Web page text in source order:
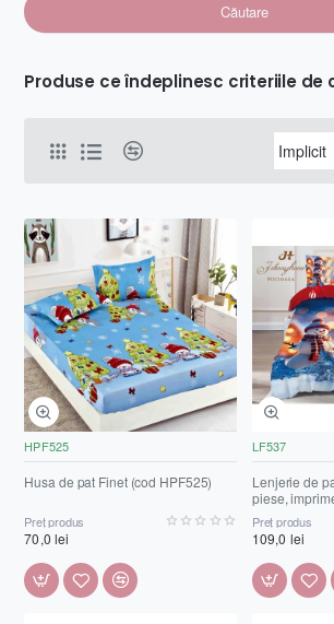
Căutare
Produse ce îndeplinesc criteriile de
HPF525
Husa de pat Finet (cod HPF525)
Preț produs
70,0 lei
LF537
Lenjerie de
piese,
Crăciun, LF537
Preț produs
109,0 lei